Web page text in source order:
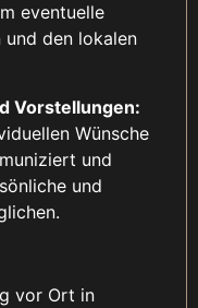
eventuelle
und den lokalen
Vorstellungen:
Wünsche
und
und
vor Ort in